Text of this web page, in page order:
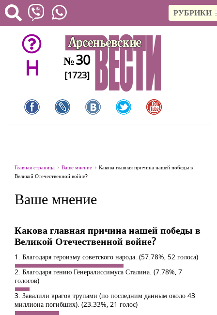
РУБРИКИ
H №30
[1723]
Главная страница Ваше мнение
Какова главная причина нашей победы в
Великой Отечественной войне?
Ваше мнение
Какова главная причина нашей победы в
Великой Отечественной войне?
1. Благодаря героизму советского народа. (57.78%, 52 голоса)
2. Благодаря гению Генералиссимуса Сталина. (7.78%, 7
голосов)
3. Завалили врагов трупами (по последним данным около 43
миллиона погибших). (23.33%, 21 голос)